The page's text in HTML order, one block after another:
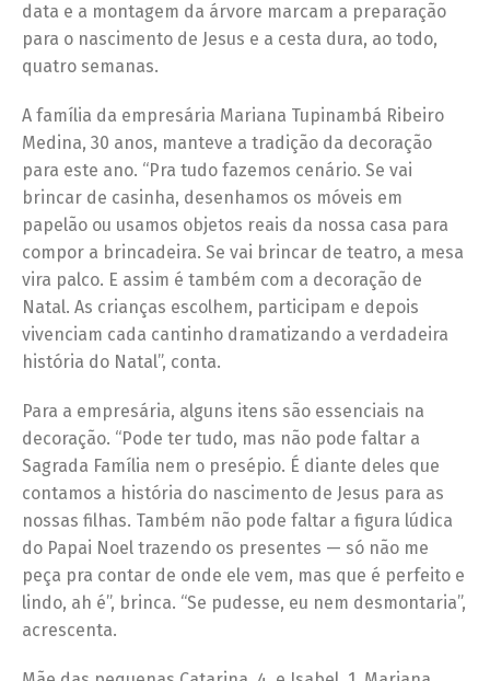
data e a montagem da árvore marcam a preparação
para o nascimento de Jesus e a cesta dura, ao todo,
quatro semanas.
A família da empresária Mariana Tupinambá Ribeiro
Medina, 30 anos, manteve a tradição da decoração
para este ano. “Pra tudo fazemos cenário. Se vai
brincar de casinha, desenhamos os móveis em
papelão ou usamos objetos reais da nossa casa para
compor a brincadeira. Se vai brincar de teatro, a mesa
vira palco. E assim é também com a decoração de
Natal. As crianças escolhem, participam e depois
vivenciam cada cantinho dramatizando a verdadeira
história do Natal”, conta.
Para a empresária, alguns itens são essenciais na
decoração. “Pode ter tudo, mas não pode faltar a
Sagrada Família nem o presépio. É diante deles que
contamos a história do nascimento de Jesus para as
nossas filhas. Também não pode faltar a figura lúdica
do Papai Noel trazendo os presentes — só não me
peça pra contar de onde ele vem, mas que é perfeito e
lindo, ah é”, brinca. “Se pudesse, eu nem desmontaria”,
acrescenta.